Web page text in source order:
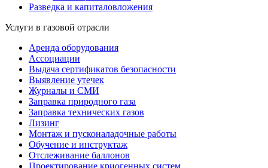
Разведка и капиталовложения
Услуги в газовой отрасли
Аренда оборудования
Ассоциации
Выдача сертификатов безопасности
Выявление утечек
Журналы и СМИ
Заправка природного газа
Заправка технических газов
Лизинг
Монтаж и пусконаладочные работы
Обучение и инструктаж
Отслеживание баллонов
Проектирование криогенных систем